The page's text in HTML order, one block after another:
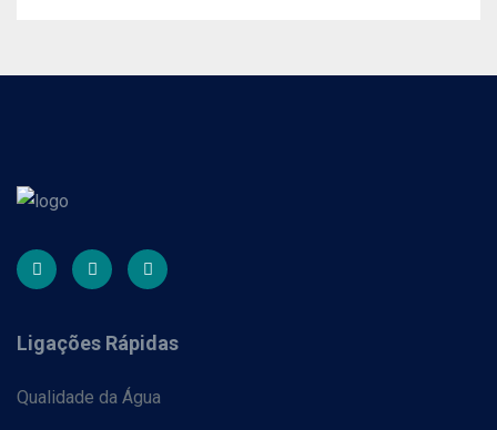
Ligações Rápidas
Qualidade da Água